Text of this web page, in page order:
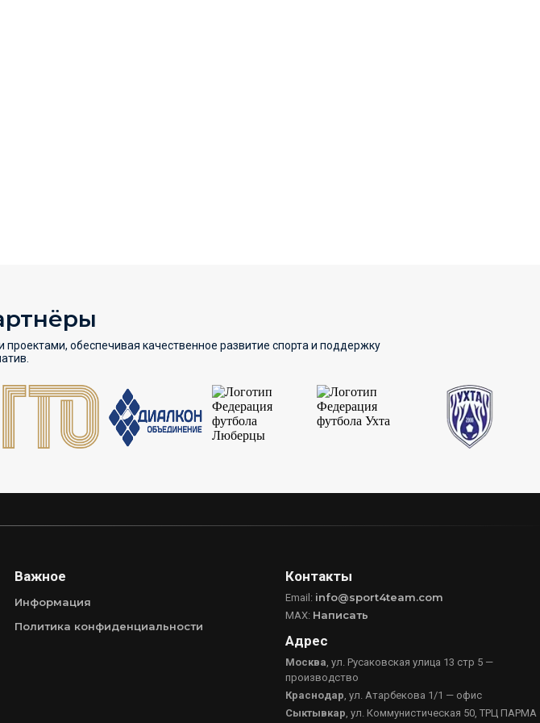
обеспечивая качественное развитие спорта и поддержку
Важное
Информация
Политика конфиденциальности
Контакты
Email: info@sport4team.com
MAX: Написать
Адрес
Москва , ул. Русаковская улица 13 стр 5 —
производство
Краснодар , ул. Атарбекова 1/1 — офис
Сыктывкар , ул. Коммунистическая 50, ТРЦ